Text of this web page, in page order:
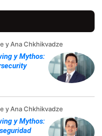
y Ana Chkhikvadze
y Mythos:
y Ana Chkhikvadze
y Mythos: